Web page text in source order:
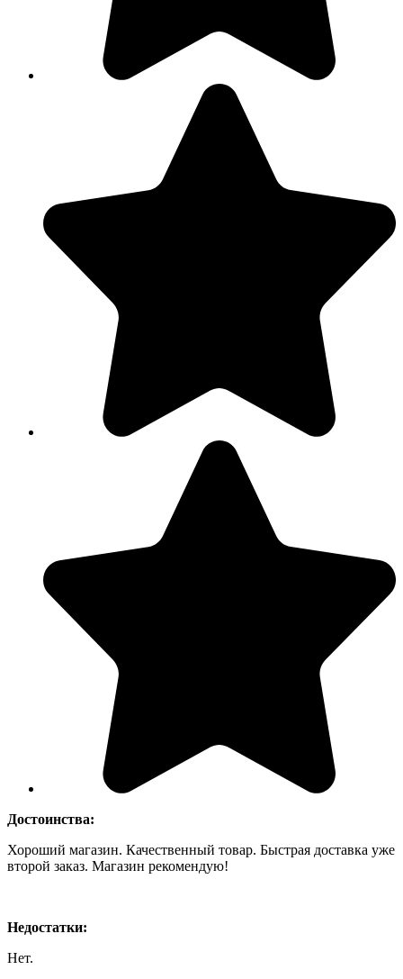
Достоинства:
Хороший магазин. Качественный товар. Быстрая доставка уже
второй заказ. Магазин рекомендую!
Недостатки:
Нет.